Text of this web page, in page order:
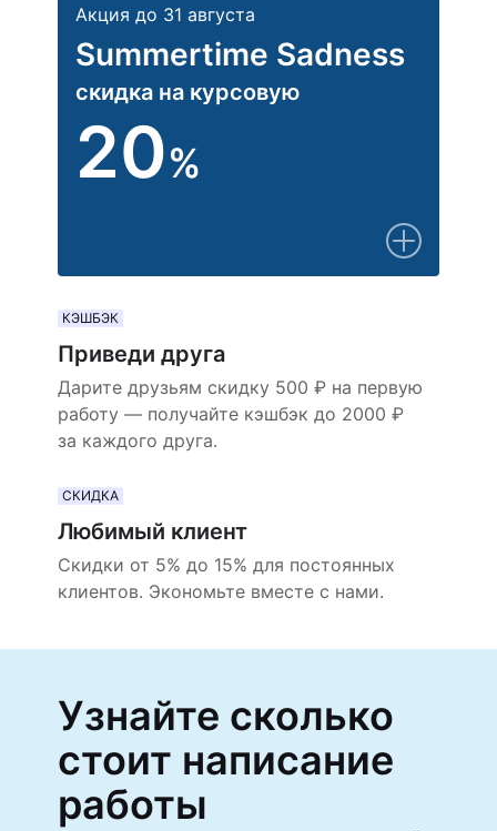
Акция до 31 августа
Summertime Sadness
скидка на курсовую
20%
КЭШБЭК
Приведи друга
Дарите друзьям скидку 500 ₽ на первую
работу — получайте кэшбэк до 2000 ₽
за каждого друга.
СКИДКА
Любимый клиент
Скидки от 5% до 15% для постоянных
клиентов. Экономьте вместе с нами.
Узнайте сколько
стоит написание
работы